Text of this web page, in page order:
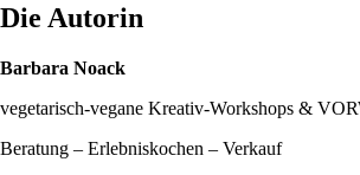
Die Autorin
Barbara Noack
vegetarisch-vegane Kreativ-Workshops &
Beratung – Erlebniskochen – Verkauf